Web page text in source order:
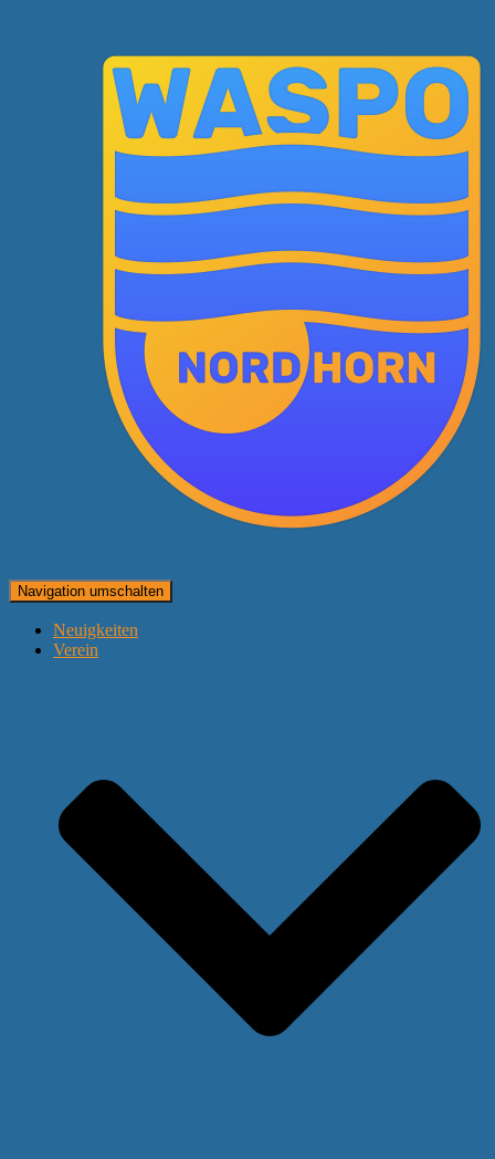
Navigation umschalten
Neuigkeiten
Verein